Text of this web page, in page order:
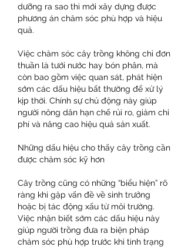
dưỡng ra sao thì mới xây dựng được
phương án chăm sóc phù hợp và hiệu
quả.
Việc chăm sóc cây trồng không chỉ đơn
thuần là tưới nước hay bón phân, mà
còn bao gồm việc quan sát, phát hiện
sớm các dấu hiệu bất thường để xử lý
kịp thời. Chính sự chủ động này giúp
người nông dân hạn chế rủi ro, giảm chi
phí và nâng cao hiệu quả sản xuất.
Những dấu hiệu cho thấy cây trồng cần
được chăm sóc kỹ hơn
Cây trồng cũng có những “biểu hiện” rõ
ràng khi gặp vấn đề về sinh trưởng
hoặc bị tác động xấu từ môi trường.
Việc nhận biết sớm các dấu hiệu này
giúp người trồng đưa ra biện pháp
chăm sóc phù hợp trước khi tình trạng